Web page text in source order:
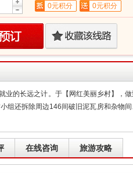
0元积分 0元积分
业的长远之计。于【网红美丽乡村】，
组还拆除周边146间破旧泥瓦房和杂物
在线咨询 旅游攻略